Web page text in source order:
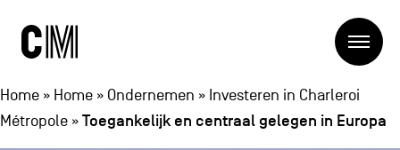
Charleroi
Métropole
Zoeken
Home » Home » Ondernemen » Investeren in Charleroi
Métropole »Toegankelijk en centraal gelegen in Europa